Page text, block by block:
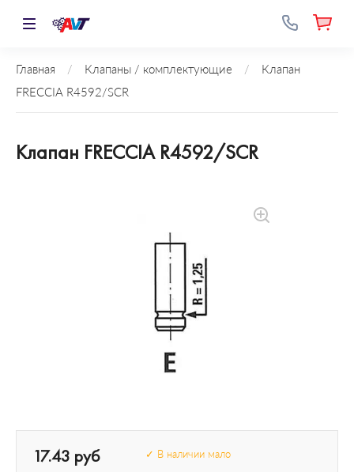
Главная / Клапаны / комплектующие /
Клапан
FRECCIA R4592/SCR
Клапан FRECCIA R4592/SCR
✓ В наличии мало
17.43 руб